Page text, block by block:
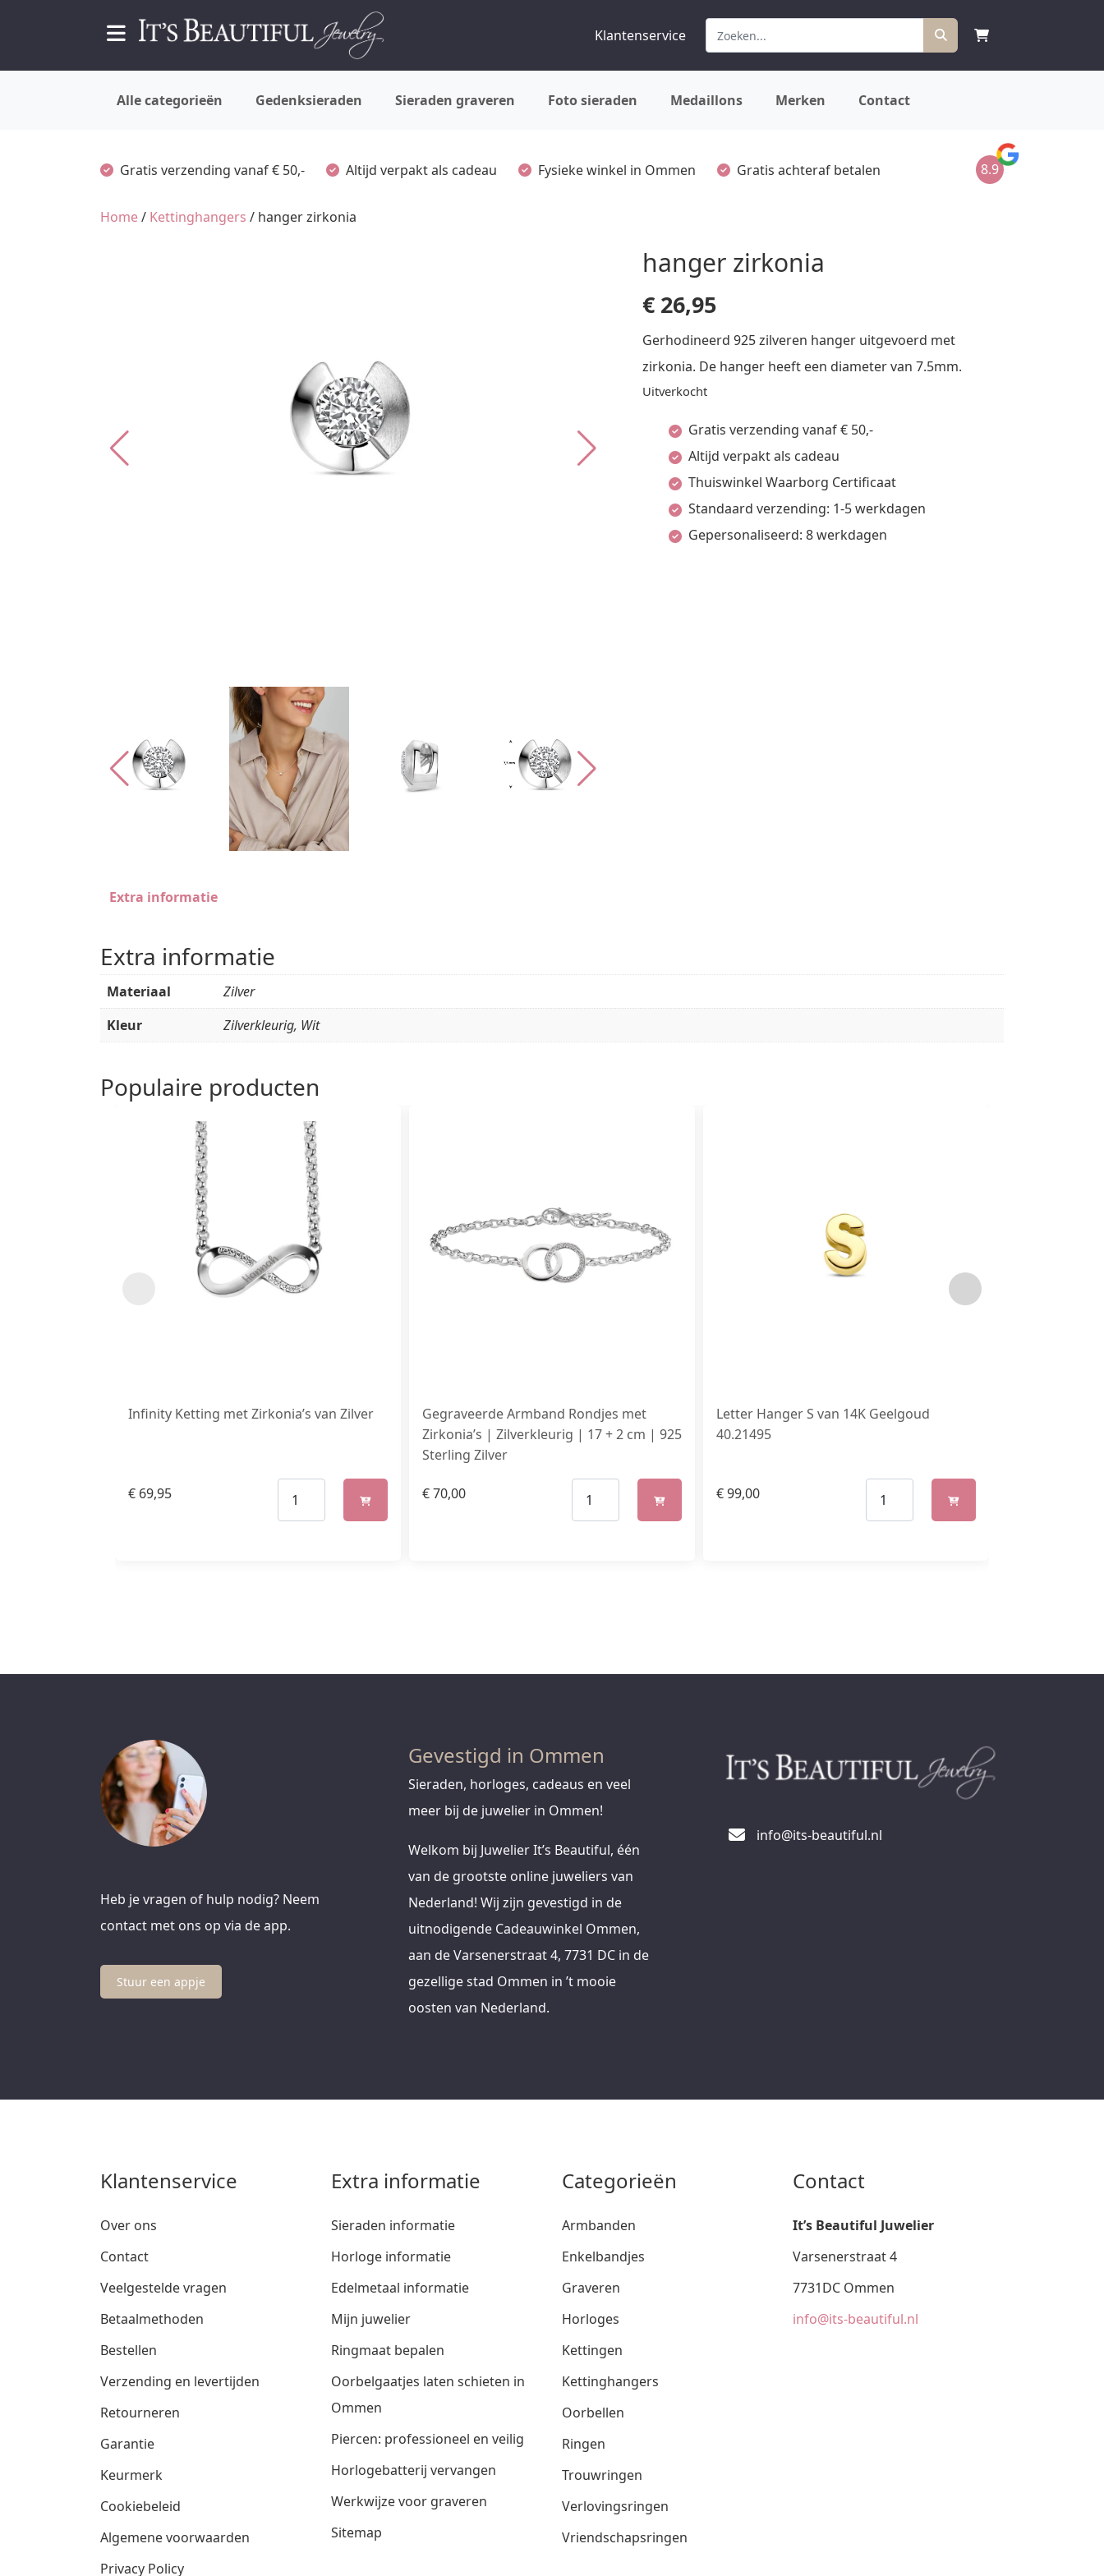
Klantenservice
Alle categorieën Gedenksieraden Sieraden graveren Foto sieraden Medaillons Merken Contact
Gratis verzending vanaf € 50,- Altijd verpakt als cadeau Fysieke winkel in Ommen Gratis achteraf betalen 8.9
Home/ Kettinghangers / hanger zirkonia
hanger zirkonia
€ 26,95
Gerhodineerd 925 zilveren hanger uitgevoerd met
zirkonia. De hanger heeft een diameter van 7.5mm.
Uitverkocht
Gratis verzending vanaf € 50,-
Altijd verpakt als cadeau
Thuiswinkel Waarborg Certificaat
Standaard verzending: 1-5 werkdagen
Gepersonaliseerd: 8 werkdagen
Extra informatie
Extra informatie
Materiaal
Zilver
Kleur
Zilverkleurig, Wit
Populaire producten
Infinity Ketting met Zirkonia’s van Zilver
€ 69,95
Gegraveerde Armband Rondjes met
Zirkonia’s | Zilverkleurig | 17 + 2 cm | 925
Sterling Zilver
€70,00
Letter Hanger S van 14K Geelgoud
40.21495
€99,00
Heb je vragen of hulp nodig? Neem
contact met ons op via de app.
Stuur een appje
Gevestigd in Ommen
Sieraden, horloges, cadeaus en veel
meer bij de juwelier in Ommen!
Welkom bij Juwelier It’s Beautiful, één
van de grootste online juweliers van
Nederland! Wij zijn gevestigd in de
uitnodigende Cadeauwinkel Ommen,
aan de Varsenerstraat 4, 7731 DC in de
gezellige stad Ommen in ’t mooie
oosten van Nederland.
info@its-beautiful.nl
Klantenservice
Over ons
Contact
Veelgestelde vragen
Betaalmethoden
Bestellen
Verzending en levertijden
Retourneren
Garantie
Keurmerk
Cookiebeleid
Algemene voorwaarden
Privacy Policy
Extra informatie
Sieraden informatie
Horloge informatie
Edelmetaal informatie
Mijn juwelier
Ringmaat bepalen
Oorbelgaatjes laten schieten in
Ommen
Piercen: professioneel en veilig
Horlogebatterij vervangen
Werkwijze voor graveren
Sitemap
Categorieën
Armbanden
Enkelbandjes
Graveren
Horloges
Kettingen
Kettinghangers
Oorbellen
Ringen
Trouwringen
Verlovingsringen
Vriendschapsringen
Contact
It’s Beautiful Juwelier
Varsenerstraat 4
7731DC Ommen
info@its-beautiful.nl